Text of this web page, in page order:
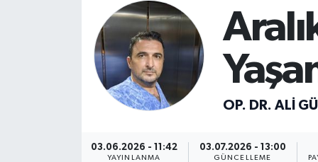
OP. DR. ALI
03.06.2026 - 11:42
YAYINLANMA
03.07.2026 - 13:00
GÜNCELLEME
Tüm Manşetler
Son Dakika Haberleri
Haber Arşivi